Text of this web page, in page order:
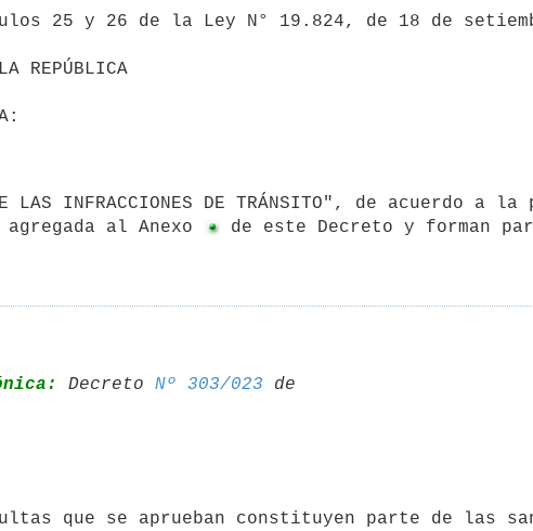
al Anexo
de este Decreto y forman
Decreto Nº 303/023 de